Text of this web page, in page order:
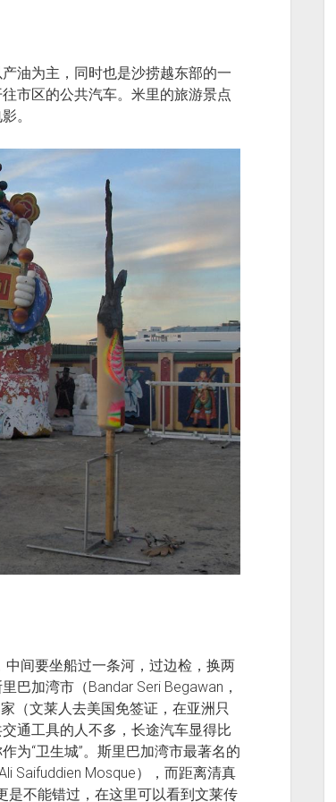
油为主，同时也是沙捞越东部的一
市区的公共汽车。米里的旅游景点
。
间要坐船过一条河，过边检，换两
巴加湾市（Bandar Seri Begawan，
（文莱人去美国免签证，在亚洲只
通工具的人不多，长途汽车显得比
为“卫生城”。斯里巴加湾市最著名的
Saifuddien Mosque），而距离清真
是不能错过，在这里可以看到文莱传